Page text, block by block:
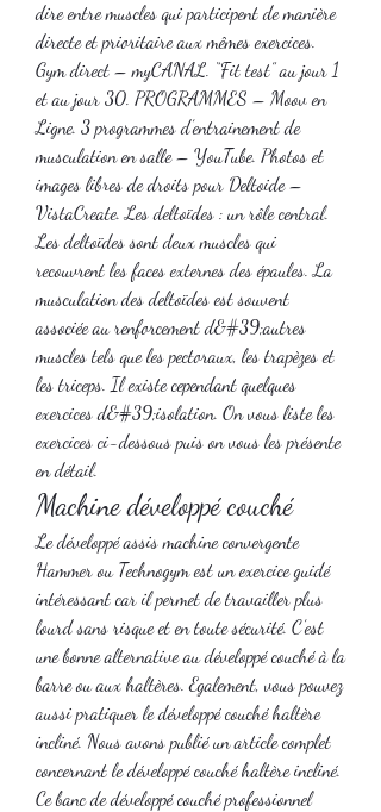
dire entre muscles qui participent de manière
directe et prioritaire aux mêmes exercices.
Gym direct – myCANAL. “Fit test” au jour 1
et au jour 30. PROGRAMMES – Moov en
Ligne. 3 programmes d’entrainement de
musculation en salle – YouTube. Photos et
images libres de droits pour Deltoide –
VistaCreate. Les deltoïdes : un rôle central.
Les deltoïdes sont deux muscles qui
recouvrent les faces externes des épaules. La
musculation des deltoïdes est souvent
associée au renforcement d&#39;autres
muscles tels que les pectoraux, les trapèzes et
les triceps. Il existe cependant quelques
exercices d&#39;isolation. On vous liste les
exercices ci-dessous puis on vous les présente
en détail.
Machine développé couché
Le développé assis machine convergente
Hammer ou Technogym est un exercice guidé
intéressant car il permet de travailler plus
lourd sans risque et en toute sécurité. C’est
une bonne alternative au développé couché à la
barre ou aux haltères. Egalement, vous pouvez
aussi pratiquer le développé couché haltère
incliné. Nous avons publié un article complet
concernant le développé couché haltère incliné.
Ce banc de développé couché professionnel